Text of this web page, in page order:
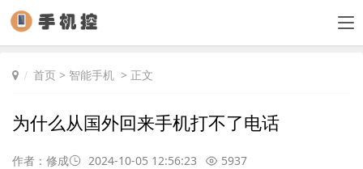
首页 > 智能手机 > 正文
为什么从国外回来手机打不了电话
作者：修成 2024-10-05 12:56:23 5937